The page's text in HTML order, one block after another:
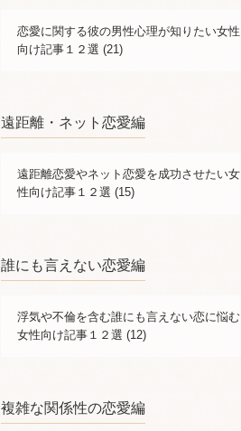
恋愛に関する彼の男性心理が知りたい女性
向け記事１２選 (21)
遠距離・ネット恋愛編
遠距離恋愛やネット恋愛を成功させたい女
性向け記事１２選 (15)
誰にも言えない恋愛編
浮気や不倫を含む誰にも言えない恋に悩む
女性向け記事１２選 (12)
複雑な関係性の恋愛編